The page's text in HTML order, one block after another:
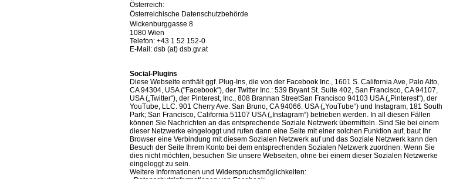
Österreich:
Österreichische Datenschutzbehörde
Wickenburggasse 8
1080 Wien
Telefon: +43 1 52 152-0
E-Mail: dsb (at) dsb.gv.at
Social-Plugins
Diese Webseite enthält ggf. Plug-Ins, die von der Facebook Inc., 1601 S. California Ave, Palo Alto,
CA 94304, USA ("Facebook"), der Twitter Inc.: 539 Bryant St. Suite 402, San Francisco, CA 94107,
USA („Twitter“), der Pinterest, Inc., 808 Brannan StreetSan Francisco 94103 USA („Pinterest“), der
YouTube, LLC. 901 Cherry Ave. San Bruno, CA 94066. USA („YouTube“) und Instagram, 181 South
Park; San Francisco, California 51107 USA („Instagram“) betrieben werden. In all diesen Fällen
können Sie Nachrichten an das entsprechende Soziale Netzwerk übermitteln. Sind Sie bei einem
dieser Netzwerke eingeloggt und rufen dann eine Seite mit einer solchen Funktion auf, baut Ihr
Browser eine Verbindung mit diesem Sozialen Netzwerk auf und das Soziale Netzwerk kann den
Besuch der Seite Ihrem Konto bei dem entsprechenden Sozialen Netzwerk zuordnen. Wenn Sie
dies nicht möchten, besuchen Sie unsere Webseiten, ohne bei einem dieser Sozialen Netzwerke
eingeloggt zu sein.
Weitere Informationen und Widerspruchsmöglichkeiten: